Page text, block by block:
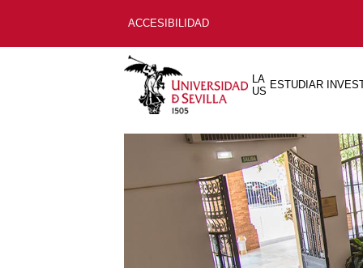
ACCESIBILIDAD
LA
US
ESTUDIAR